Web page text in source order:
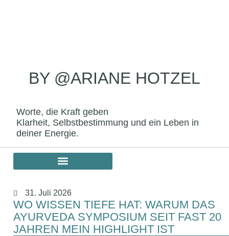
BY @ARIANE HOTZEL
Worte, die Kraft geben
Klarheit, Selbstbestimmung und ein Leben in
deiner Energie.
31. Juli 2026
WO WISSEN TIEFE HAT: WARUM DAS
AYURVEDA SYMPOSIUM SEIT FAST 20
JAHREN MEIN HIGHLIGHT IST